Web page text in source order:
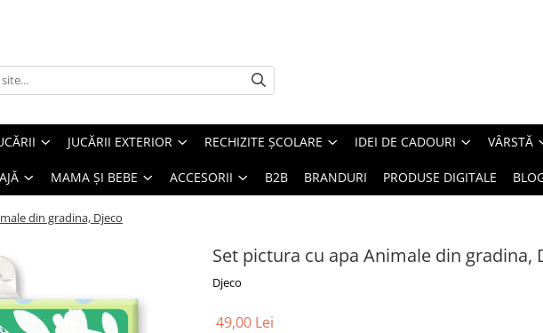
JUCĂRII EXTERIOR RECHIZITE ȘCOLARE IDEI DE CADOURI VÂRSTĂ
MAMA ȘI BEBE ACCESORII B2B BRANDURI PRODUSE DIGITALE
din gradina, Djeco
Set pictura cu apa Animale din gradina,
Djeco
49,00 Lei